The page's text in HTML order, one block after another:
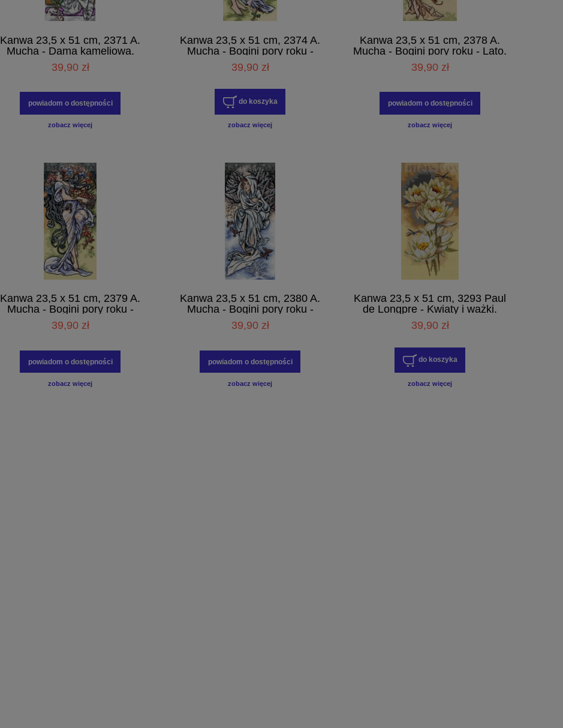
Kanwa 23,5 x 51 cm, 2371 A.
Mucha - Dama kameliowa.
39,90 zł
powiadom o dostępności
zobacz więcej
Kanwa 23,5 x 51 cm, 2374 A.
Mucha - Bogini pory roku -
Wiosna.
39,90 zł
do koszyka
zobacz więcej
Kanwa 23,5 x 51 cm, 2378 A.
Mucha - Bogini pory roku - Lato.
39,90 zł
powiadom o dostępności
zobacz więcej
Kanwa 23,5 x 51 cm, 2379 A.
Mucha - Bogini pory roku -
Jesień.
39,90 zł
powiadom o dostępności
zobacz więcej
Kanwa 23,5 x 51 cm, 2380 A.
Mucha - Bogini pory roku -
Zima.
39,90 zł
powiadom o dostępności
zobacz więcej
Kanwa 23,5 x 51 cm, 3293 Paul
de Longpre - Kwiaty i ważki.
39,90 zł
do koszyka
zobacz więcej